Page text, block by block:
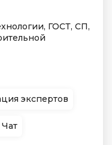
ГОСТ, СП,
экспертов
Чат